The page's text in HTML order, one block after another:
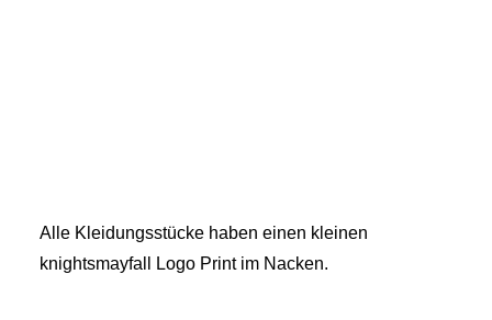
Alle Kleidungsstücke haben einen kleinen
knightsmayfall Logo Print im Nacken.